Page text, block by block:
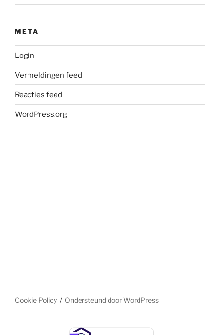
META
Login
Vermeldingen feed
Reacties feed
WordPress.org
Cookie Policy Ondersteund door WordPress